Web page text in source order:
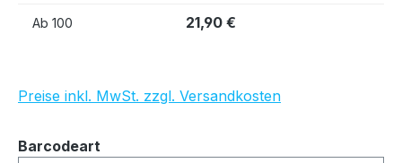
Ab 100 21,90 €
Preise inkl. MwSt. zzgl. Versandkosten
Barcodeart